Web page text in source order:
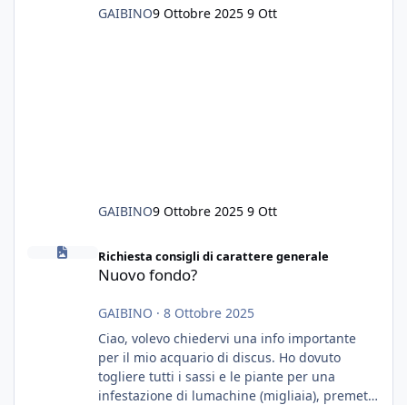
GAIBINO9 Ottobre 2025 9 Ott
GAIBINO9 Ottobre 2025 9 Ott
Richiesta consigli di carattere generale
Nuovo fondo?
GAIBINO · 8 Ottobre 2025
Ciao, volevo chiedervi una info importante
per il mio acquario di discus. Ho dovuto
togliere tutti i sassi e le piante per una
infestazione di lumachine (migliaia), premetto